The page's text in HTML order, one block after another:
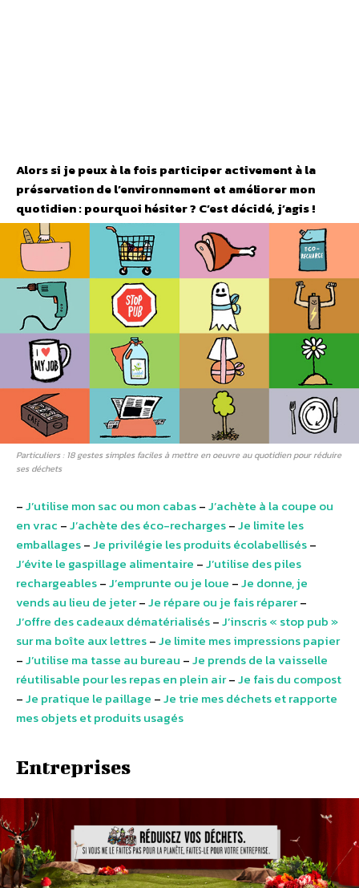
Alors si je peux à la fois participer activement à la
préservation de l’environnement et améliorer mon
quotidien : pourquoi hésiter ? C’est décidé, j’agis !
Particuliers : 18 gestes simples faciles à mettre en oeuvre au quotidien pour réduire
ses déchets
–J’utilise mon sac ou mon cabas–J’achète à la coupe ou
en vrac –J’achète des éco-recharges–Je limite les
emballages–Je privilégie les produits écolabellisés–
J’évite le gaspillage alimentaire –J’utilise des piles
rechargeables–J’emprunte ou je loue –Je donne, je
vends au lieu de jeter–Je répare ou je fais réparer–
J’offre des cadeaux dématérialisés–J’inscris « stop pub »
sur ma boîte aux lettres–Je limite mes impressions papier
–J’utilise ma tasse au bureau –Je prends de la vaisselle
réutilisable pour les repas en plein air–Je fais du compost
–Je pratique le paillage –Je trie mes déchets et rapporte
mes objets et produits usagés
Entreprises